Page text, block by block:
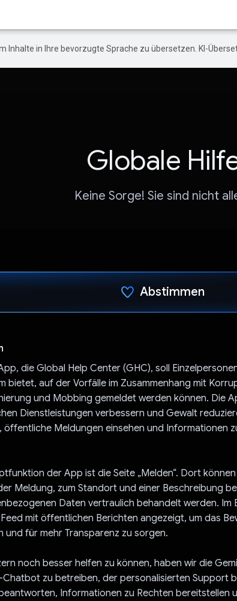
Inhalte in Ihre bevorzugte Sprache zu übersetzen. KI-
Globale
Keine Sorge! Sie sind nicht
Abstimmen
die Global Help Center (GHC), soll
bietet, auf der Vorfälle im Zusammenhang mit
und Mobbing gemeldet werden können. Die
Dienstleistungen verbessern und Gewalt
öffentliche Meldungen einsehen und Informationen
der App ist die Seite „Melden“. Dort
Meldung, zum Standort und einer Beschreibung
Daten vertraulich behandelt werden. Im
mit öffentlichen Berichten angezeigt, um das
und für mehr Transparenz zu sorgen.
noch besser helfen zu können, haben wir die
Chatbot zu betreiben, der personalisierten Support
Informationen zu Rechten bereitstellen